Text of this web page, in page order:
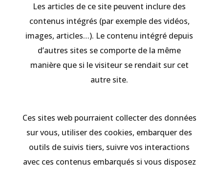
Les articles de ce site peuvent inclure des
contenus intégrés (par exemple des vidéos,
images, articles…). Le contenu intégré depuis
d’autres sites se comporte de la même
manière que si le visiteur se rendait sur cet
autre site.
Ces sites web pourraient collecter des données
sur vous, utiliser des cookies, embarquer des
outils de suivis tiers, suivre vos interactions
avec ces contenus embarqués si vous disposez